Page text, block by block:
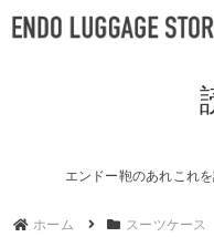
誕
ブランドから探す
エンドー鞄のあれこれ
ホーム スーツケース